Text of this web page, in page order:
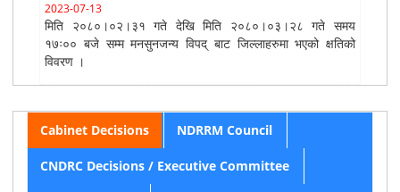
2023-07-13
मिति २०८०।०२।३१ गते देखि मिति २०८०।०३।२८ गते समय
१७ः०० बजे सम्म मनसुनजन्य विपद् बाट जिल्लाहरुमा भएको क्षतिको
विवरण ।
Cabinet Decisions NDRRM Council
CNDRC Decisions / Executive Committee